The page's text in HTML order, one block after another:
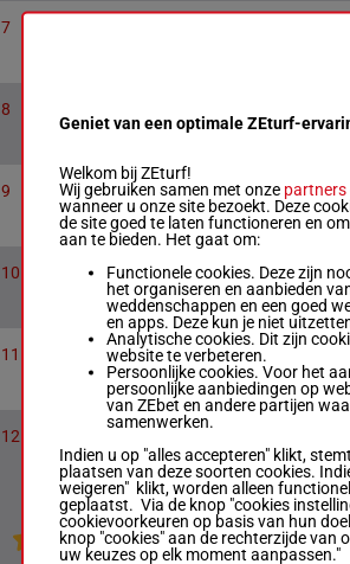
7
8
9 Prix Course 9 8 1800m
Officiële uitslag : 4 - 6 - 2
10 Prix Course 10 6 1800m
Officiële uitslag : 4 - 1 - 5
11 Prix Course 11
Officiële uitslag : 4 - 1 - 5
12
Officiële uitslag : 7 - 5 - 6
Jouw favoriete paarden
Geniet van een optimale ZEturf-
Welkom bij ZEturf!
Wij gebruiken samen met onze partners
wanneer u onze site bezoekt. Deze
de site goed te laten functioneren en
aan te bieden. Het gaat om:
Functionele cookies. Deze zijn
het organiseren en aanbieden
weddenschappen en een goed
en apps. Deze kun je niet
Analytische cookies. Dit zijn
website te verbeteren.
Persoonlijke cookies. Voor het
persoonlijke aanbiedingen op
van ZEbet en andere partijen
samenwerken.
Indien u op "alles accepteren" klikt,
plaatsen van deze soorten cookies.
weigeren" klikt, worden alleen
geplaatst. Via de knop "cookies
cookievoorkeuren op basis van hun
knop "cookies" aan de rechterzijde van
uw keuzes op elk moment aanpassen."